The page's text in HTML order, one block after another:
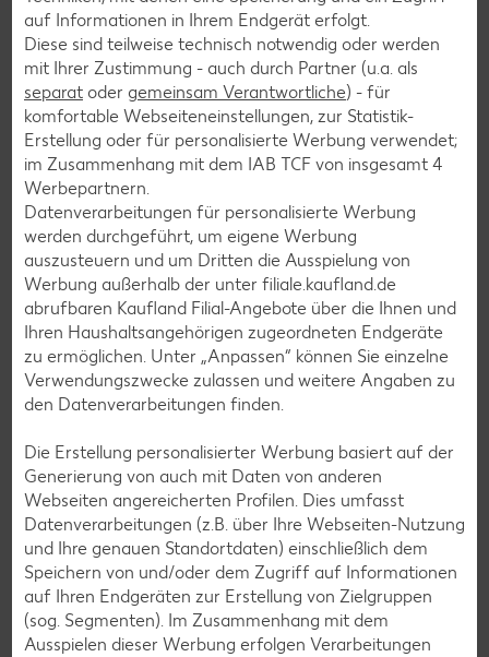
Granatapfelkernen bestreut servieren.
Zurück zur Übersicht
Weitere interessante
Rezeptkategorien
Burger-Rezepte
Pasta-Rezepte
Sushi-Rezepte
Raclette-Rezepte
Flammkuchen-Rezepte
Frühstücksrezepte
auf Informationen in Ihrem Endgerät erfolgt.
Diese sind teilweise technisch notwendig oder werden
mit Ihrer Zustimmung - auch durch Partner (u.a. als
separat oder gemeinsam Verantwortliche) - für
komfortable Webseiteneinstellungen, zur Statistik-
Erstellung oder für personalisierte Werbung verwendet;
im Zusammenhang mit dem IAB TCF von insgesamt 4
Werbepartnern.
Datenverarbeitungen für personalisierte Werbung
werden durchgeführt, um eigene Werbung
auszusteuern und um Dritten die Ausspielung von
Werbung außerhalb der unter filiale.kaufland.de
abrufbaren Kaufland Filial-Angebote über die Ihnen und
Ihren Haushaltsangehörigen zugeordneten Endgeräte
zu ermöglichen. Unter „Anpassen“ können Sie einzelne
Verwendungszwecke zulassen und weitere Angaben zu
den Datenverarbeitungen finden.
Die Erstellung personalisierter Werbung basiert auf der
Generierung von auch mit Daten von anderen
Webseiten angereicherten Profilen. Dies umfasst
Datenverarbeitungen (z.B. über Ihre Webseiten-Nutzung
und Ihre genauen Standortdaten) einschließlich dem
Speichern von und/oder dem Zugriff auf Informationen
auf Ihren Endgeräten zur Erstellung von Zielgruppen
(sog. Segmenten). Im Zusammenhang mit dem
Ausspielen dieser Werbung erfolgen Verarbeitungen